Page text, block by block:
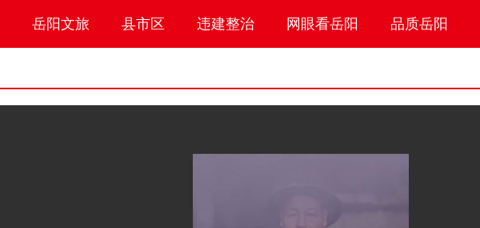
岳阳文旅 县市区 违建整治 网眼看岳阳 品质岳阳